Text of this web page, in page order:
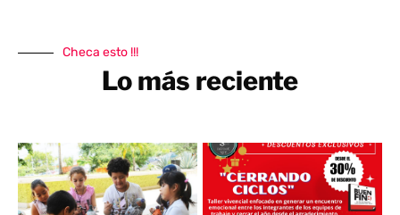
Checa esto !!!
Lo más reciente